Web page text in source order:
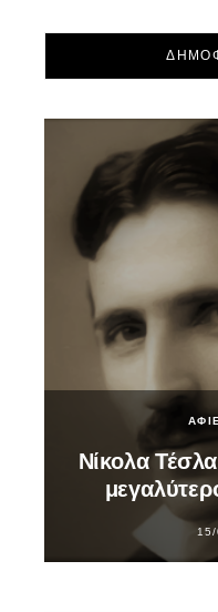
Νίκολα